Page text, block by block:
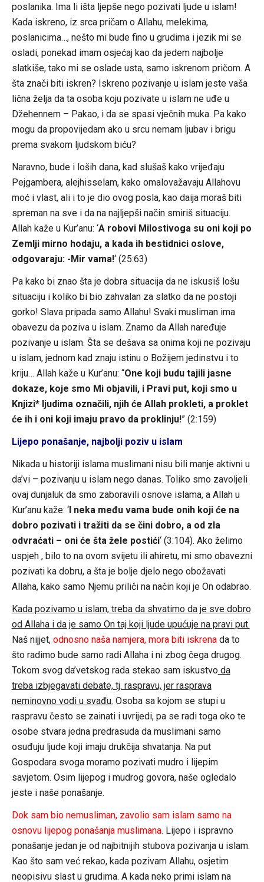
poslanika. Ima li išta ljepše nego pozivati ljude u islam!
Kada iskreno, iz srca pričam o Allahu, melekima,
poslanicima…, nešto mi bude fino u grudima i jezik mi se
osladi, ponekad imam osjećaj kao da jedem najbolje
slatkiše, tako mi se oslade usta, samo iskrenom pričom. A
šta znači biti iskren? Iskreno pozivanje u islam jeste vaša
lična želja da ta osoba koju pozivate u islam ne uđe u
Džehennem – Pakao, i da se spasi vječnih muka. Pa kako
mogu da propovijedam ako u srcu nemam ljubav i brigu
prema svakom ljudskom biću?
Naravno, bude i loših dana, kad slušaš kako vrijeđaju
Pejgambera, alejhisselam, kako omalovažavaju Allahovu
moć i vlast, ali i to je dio ovog posla, kao daija moraš biti
spreman na sve i da na najljepši način smiriš situaciju.
Allah kaže u Kur’anu: ‘A robovi Milostivoga su oni koji po
Zemlji mirno hodaju, a kada ih bestidnici oslove,
odgovaraju: -Mir vama!‘ (25:63)
Pa kako bi znao šta je dobra situacija da ne iskusiš lošu
situaciju i koliko bi bio zahvalan za slatko da ne postoji
gorko! Slava pripada samo Allahu! Svaki musliman ima
obavezu da poziva u islam. Znamo da Allah naređuje
pozivanje u islam. Šta se dešava sa onima koji ne pozivaju
u islam, jednom kad znaju istinu o Božijem jedinstvu i to
kriju… Allah kaže u Kur’anu: “One koji budu tajili jasne
dokaze, koje smo Mi objavili, i Pravi put, koji smo u
Knjizi* ljudima označili, njih će Allah prokleti, a proklet
će ih i oni koji imaju pravo da proklinju!” (2:159)
Lijepo ponašanje, najbolji poziv u islam
Nikada u historiji islama muslimani nisu bili manje aktivni u
da’vi – pozivanju u islam nego danas. Toliko smo zavoljeli
ovaj dunjaluk da smo zaboravili osnove islama, a Allah u
Kur’anu kaže: ‘I neka među vama bude onih koji će na
dobro pozivati i tražiti da se čini dobro, a od zla
odvraćati – oni će šta žele postići‘ (3:104). Ako želimo
uspjeh , bilo to na ovom svijetu ili ahiretu, mi smo obavezni
pozivati ka dobru, a šta je bolje djelo nego obožavati
Allaha, kako samo Njemu priliči na način koji je On odabrao.
Kada pozivamo u islam, treba da shvatimo da je sve dobro
od Allaha i da je samo On taj koji ljude upućuje na pravi put.
Naš nijjet, odnosno naša namjera, mora biti iskrenada to
što radimo bude samo radi Allaha i ni zbog čega drugog.
Tokom svog da’vetskog rada stekao sam iskustvoda
treba izbjegavati debate, tj. raspravu, jer rasprava
neminovno vodi u svađu. Osoba sa kojom se stupi u
raspravu često se zainati i uvrijedi, pa se radi toga oko te
osobe stvara jedna predrasuda da muslimani samo
osuđuju ljude koji imaju drukčija shvatanja. Na put
Gospodara svoga moramo pozivati mudro i lijepim
savjetom. Osim lijepog i mudrog govora, naše ogledalo
jeste i naše ponašanje.
Dok sam bio nemusliman, zavolio sam islam samo na
osnovu lijepog ponašanja muslimana. Lijepo i ispravno
ponašanje jedan je od najbitnijih stubova pozivanja u islam.
Kao što sam već rekao, kada pozivam Allahu, osjetim
neopisivu slast u grudima. A kada neko primi islam na